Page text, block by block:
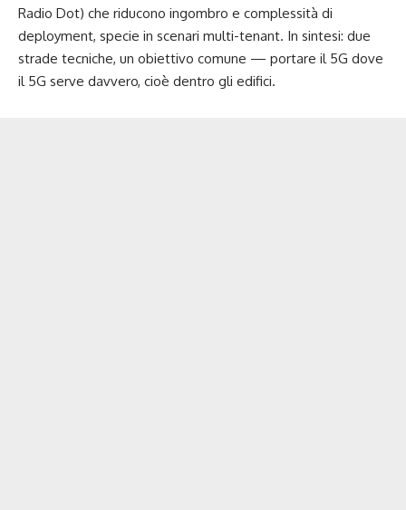
Radio Dot) che riducono ingombro e complessità di
deployment, specie in scenari multi-tenant. In sintesi: due
strade tecniche, un obiettivo comune — portare il 5G dove
il 5G serve davvero, cioè dentro gli edifici.